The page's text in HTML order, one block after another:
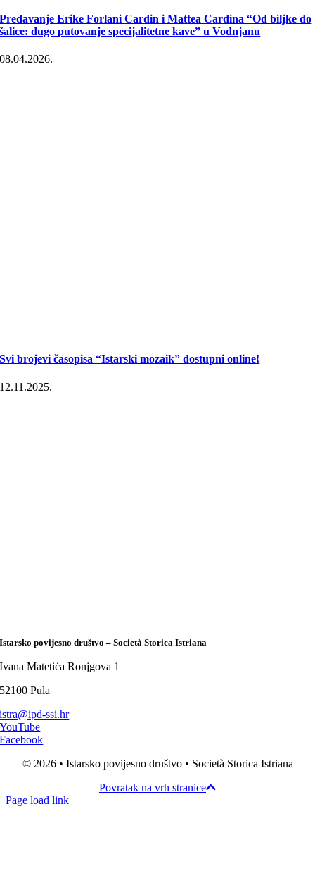
Predavanje Erike Forlani Cardin i Mattea Cardina “Od biljke do
šalice: dugo putovanje specijalitetne kave” u Vodnjanu
08.04.2026.
Svi brojevi časopisa “Istarski mozaik” dostupni online!
12.11.2025.
Istarsko povijesno društvo – Società Storica Istriana
Ivana Matetića Ronjgova 1
52100 Pula
istra@ipd-ssi.hr
YouTube
Facebook
© 2026 • Istarsko povijesno društvo • Società Storica Istriana
Povratak na vrh stranice
Page load link